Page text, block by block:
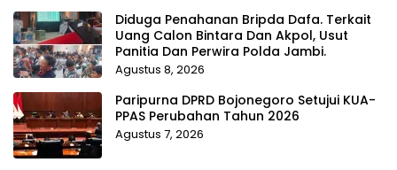
Diduga Penahanan Bripda Dafa. Terkait
Uang Calon Bintara Dan Akpol, Usut
Panitia Dan Perwira Polda Jambi.
Agustus 8, 2026
Paripurna DPRD Bojonegoro Setujui KUA-
PPAS Perubahan Tahun 2026
Agustus 7, 2026